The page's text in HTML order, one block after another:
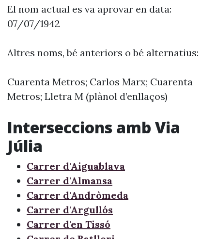
El nom actual es va aprovar en data:
07/07/1942
Altres noms, bé anteriors o bé alternatius:
Cuarenta Metros; Carlos Marx; Cuarenta
Metros; Lletra M (plànol d’enllaços)
Interseccions amb Via
Júlia
Carrer d'Aiguablava
Carrer d'Almansa
Carrer d'Andròmeda
Carrer d'Argullós
Carrer d'en Tissó